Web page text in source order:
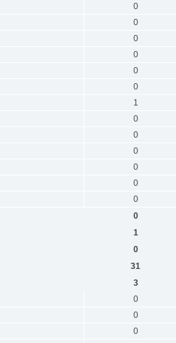
0
0
0
0
0
0
1
0
0
0
0
0
0
0
1
0
31
3
0
0
0